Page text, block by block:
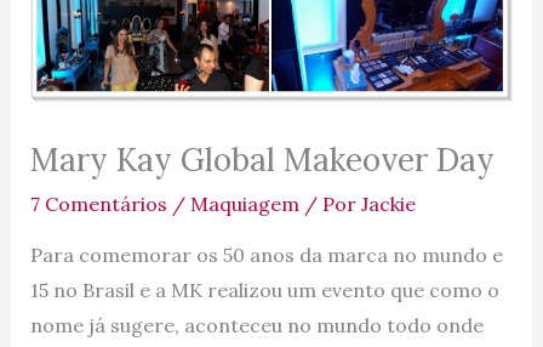
Mary Kay Global Makeover Day
7 Comentários / Maquiagem/ Por Jackie
Para comemorar os 50 anos da marca no mundo e
15 no Brasil e a MK realizou um evento que como o
nome já sugere, aconteceu no mundo todo onde